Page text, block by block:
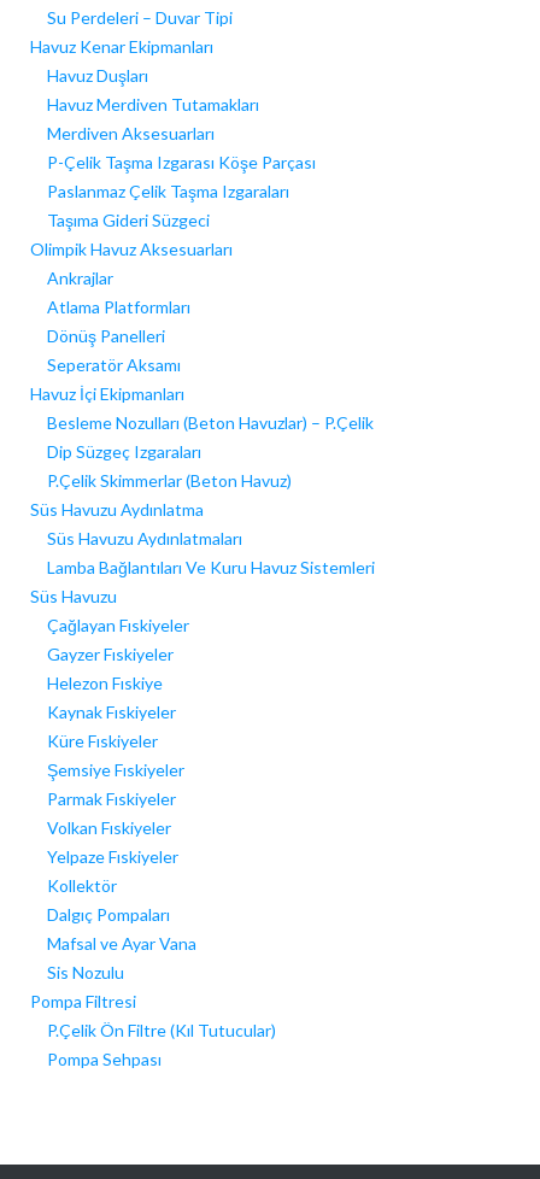
Su Perdeleri – Duvar Tipi
Havuz Kenar Ekipmanları
Havuz Duşları
Havuz Merdiven Tutamakları
Merdiven Aksesuarları
P-Çelik Taşma Izgarası Köşe Parçası
Paslanmaz Çelik Taşma Izgaraları
Taşıma Gideri Süzgeci
Olimpik Havuz Aksesuarları
Ankrajlar
Atlama Platformları
Dönüş Panelleri
Seperatör Aksamı
Havuz İçi Ekipmanları
Besleme Nozulları (Beton Havuzlar) – P.Çelik
Dip Süzgeç Izgaraları
P.Çelik Skimmerlar (Beton Havuz)
Süs Havuzu Aydınlatma
Süs Havuzu Aydınlatmaları
Lamba Bağlantıları Ve Kuru Havuz Sistemleri
Süs Havuzu
Çağlayan Fıskiyeler
Gayzer Fıskiyeler
Helezon Fıskiye
Kaynak Fıskiyeler
Küre Fıskiyeler
Şemsiye Fıskiyeler
Parmak Fıskiyeler
Volkan Fıskiyeler
Yelpaze Fıskiyeler
Kollektör
Dalgıç Pompaları
Mafsal ve Ayar Vana
Sis Nozulu
Pompa Filtresi
P.Çelik Ön Filtre (Kıl Tutucular)
Pompa Sehpası